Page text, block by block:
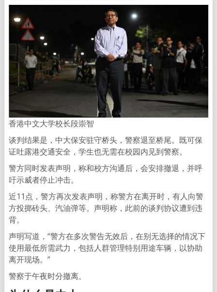
香港中文大学校长段崇智
谈判结果是，中大保安驻守桥头，警察退至桥尾。既可保
证吐露港交通安全，学生也无需在校园内见到警察。
警方同时发表声明，称和校方沟通后，会安排撤退，并呼
吁示威者停止冲击。
近11点，警方再次发表声明，称警方在离开时，有人向警
方投掷砖头、汽油弹等。声明称，此前的谈判协议遭到违
背。
声明写道，“警方在多次警告无效后，在别无选择的情况下
使用最低所需武力，包括人群管理特别用途车辆，以协助
离开现场。”
警察于午夜时分撤离。